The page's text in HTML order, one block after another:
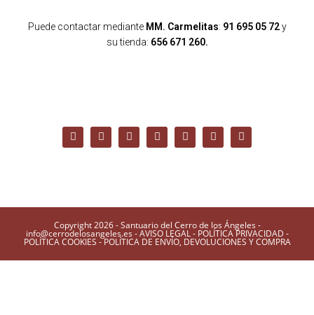
Puede contactar medianteMM. Carmelitas: 91 695 05 72y
su tienda: 656 671 260.
Copyright 2026 - Santuario del Cerro de los Ángeles -
info@cerrodelosangeles.es -AVISO LEGAL- POLÍTICA PRIVACIDAD -
POLÍTICA COOKIES -POLÍTICA DE ENVÍO, DEVOLUCIONES Y COMPRA